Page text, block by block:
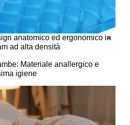
anatomico ed ergonomico in
ad alta densità
Materiale anallergico e
igiene